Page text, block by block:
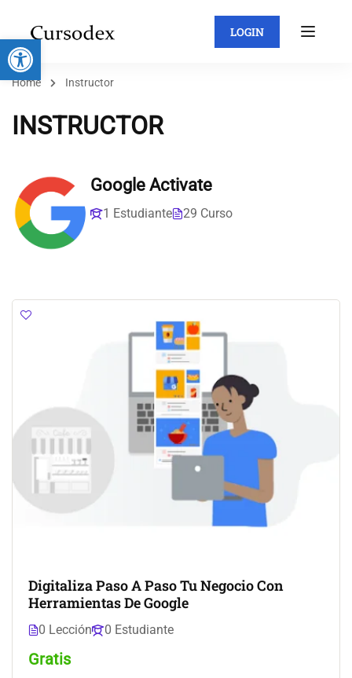
Abrir barra de herramientas LOGIN
Home Instructor
INSTRUCTOR
Google Activate
1 Estudiante 29 Curso
Digitaliza Paso A Paso Tu Negocio Con
Herramientas De Google
0 Lección 0 Estudiante
Gratis